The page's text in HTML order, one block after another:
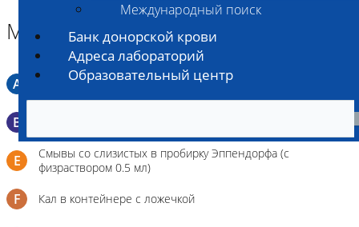
Международный поиск
Банк донорской крови
Адреса лабораторий
Образовательный центр
Материал
A Мазок в пробирку со средой Кери-Блера
B
E
Смывы со слизистых в пробирку Эппендорфа (с
физраствором 0.5 мл)
F Кал в контейнере с ложечкой